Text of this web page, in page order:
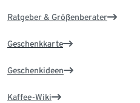
Ratgeber & Größenberater
Geschenkkarte
Geschenkideen
Kaffee-Wiki